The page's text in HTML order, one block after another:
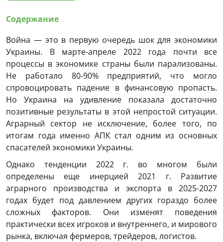
Содержание
Война — это в первую очередь шок для экономики
Украины. В марте-апреле 2022 года почти все
процессы в экономике страны были парализованы.
Не работало 80-90% предприятий, что могло
спровоцировать падение в финансовую пропасть.
Но Украина на удивление показала достаточно
позитивные результаты в этой непростой ситуации.
Аграрный сектор не исключение, более того, по
итогам года именно АПК стал одним из основных
спасателей экономики Украины.
Однако тенденции 2022 г. во многом были
определены еще инерцией 2021 г. Развитие
аграрного производства и экспорта в 2025-2027
годах будет под давлением других гораздо более
сложных факторов. Они изменят поведения
практически всех игроков и внутреннего, и мирового
рынка, включая фермеров, трейдеров, логистов.